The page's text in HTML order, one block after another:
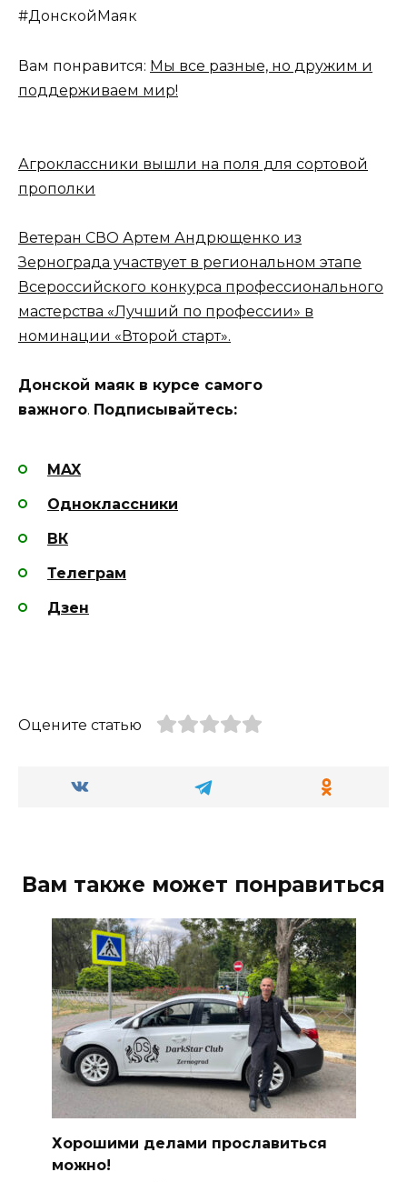
#ДонскойМаяк
Вам понравится: Мы все разные, но дружим и
поддерживаем мир!
Агроклассники вышли на поля для сортовой
прополки
Ветеран СВО Артем Андрющенко из
Зернограда участвует в региональном этапе
Всероссийского конкурса профессионального
мастерства «Лучший по профессии» в
номинации «Второй старт».
Донской маяк в курсе самого
важного. Подписывайтесь:
MAX
Одноклассники
ВК
Телеграм
Дзен
Оцените статью
Вам также может понравиться
Хорошими делами прославиться
можно!